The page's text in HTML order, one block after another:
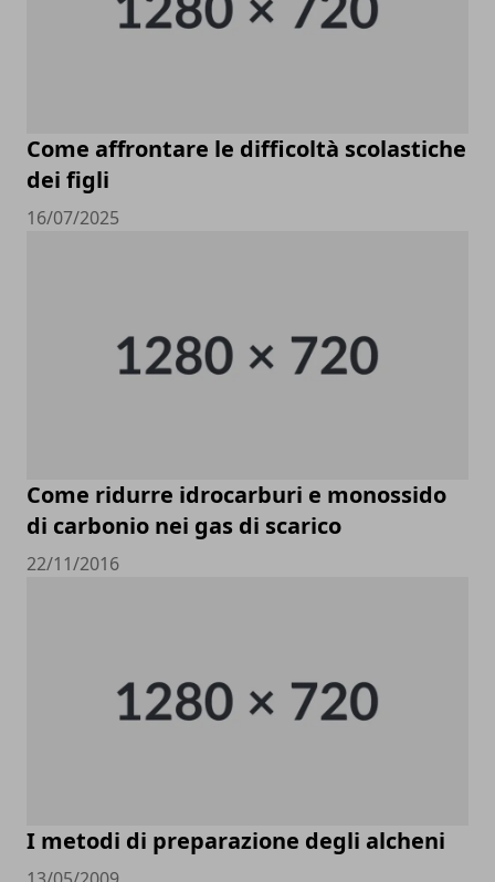
Come affrontare le difficoltà scolastiche
dei figli
16/07/2025
Come ridurre idrocarburi e monossido
di carbonio nei gas di scarico
22/11/2016
I metodi di preparazione degli alcheni